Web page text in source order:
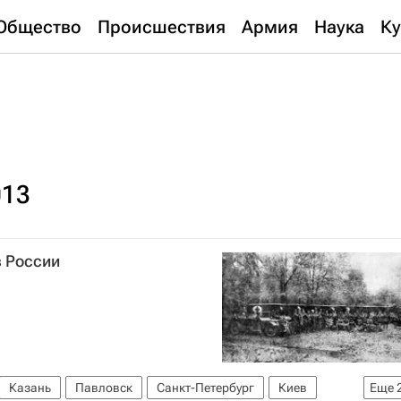
Происшествия Армия Наука
России
Еще
Казань Павловск Санкт-Петербург
Киев